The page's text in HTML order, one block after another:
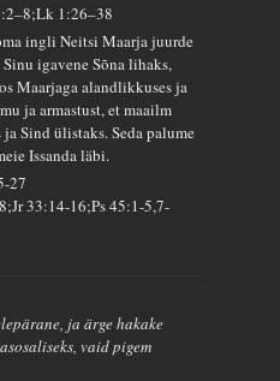
1:26–38
ingli Neitsi Maarja juurde
igavene Sõna lihaks,
Maarjaga alandlikkuses ja
ja armastust, et maailm
Sind ülistaks. Seda palume
Issanda läbi.
27
33:14-16;Ps 45:1-5,7-
ja ärge hakake
vaid pigem